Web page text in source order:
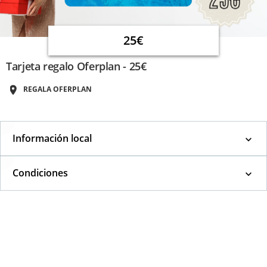
25€
Tarjeta regalo Oferplan - 25€
REGALA OFERPLAN
Información local
Condiciones